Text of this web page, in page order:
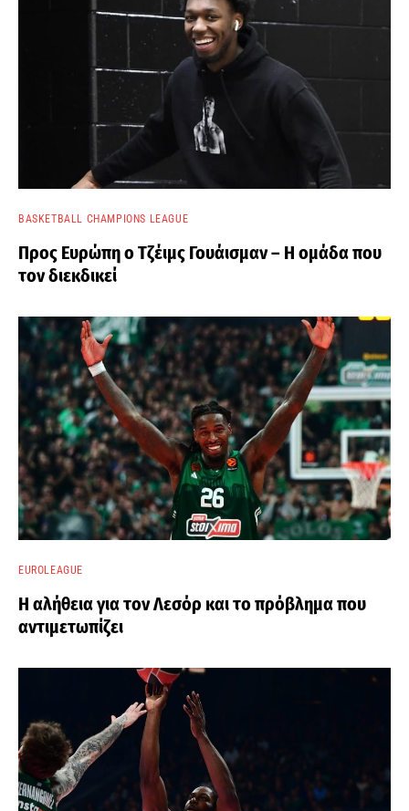
BASKETBALL CHAMPIONS LEAGUE
Προς Ευρώπη ο Τζέιμς Γουάισμαν – Η ομάδα που
τον διεκδικεί
EUROLEAGUE
Η αλήθεια για τον Λεσόρ και το πρόβλημα που
αντιμετωπίζει